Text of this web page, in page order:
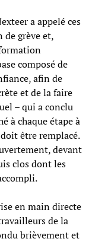
a appelé ces
grève et,
composé de
afin de
et de la faire
– qui a conclu
à chaque étape à
être remplacé.
devant
clos dont les
en main directe
de la
brièvement et